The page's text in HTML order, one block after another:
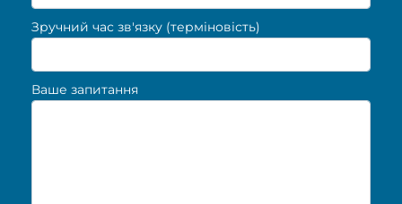
Зручний час зв'язку (терміновість)
Ваше запитання